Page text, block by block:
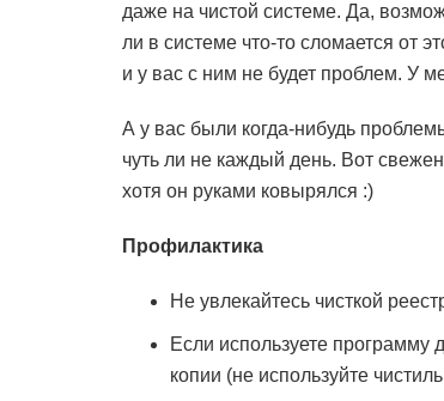
даже на чистой системе. Да,
ли в системе что-то сломается от
и у вас с ним не будет проблем. У
А у вас были когда-нибудь
чуть ли не каждый день. Вот
хотя он руками ковырялся :)
Профилактика
Не увлекайтесь чисткой
Если используете программу
копии (не используйте